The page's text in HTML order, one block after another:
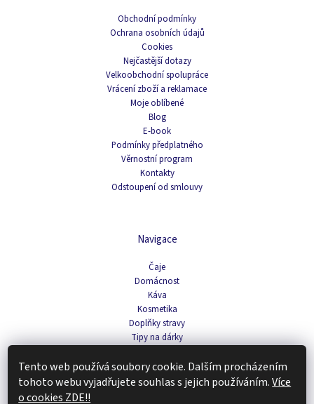
Tento web používá soubory cookie. Dalším procházením
tohoto webu vyjadřujete souhlas s jejich používáním.Více
o cookies ZDE!!
Obchodní podmínky
Ochrana osobních údajů
Cookies
Nejčastější dotazy
Velkoobchodní spolupráce
Vrácení zboží a reklamace
Moje oblíbené
Blog
E-book
Podmínky předplatného
Věrnostní program
Kontakty
Odstoupení od smlouvy
Navigace
Čaje
Domácnost
Káva
Kosmetika
Doplňky stravy
Tipy na dárky
Copyright 2026Renovality